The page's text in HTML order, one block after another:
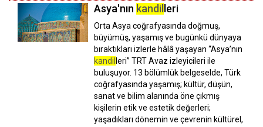
Asya'nın kandil leri
Orta Asya coğrafyasında doğmuş,
büyümüş, yaşamış ve bugünkü dünyaya
bıraktıkları izlerle hâlâ yaşayan “Asya’nın
kandil leri” TRT Avaz izleyicileri ile
buluşuyor. 13 bölümlük belgeselde, Türk
coğrafyasında yaşamış; kültür, düşün,
sanat ve bilim alanında öne çıkmış
kişilerin etik ve estetik değerleri;
yaşadıkları dönemin ve çevrenin kültürel,